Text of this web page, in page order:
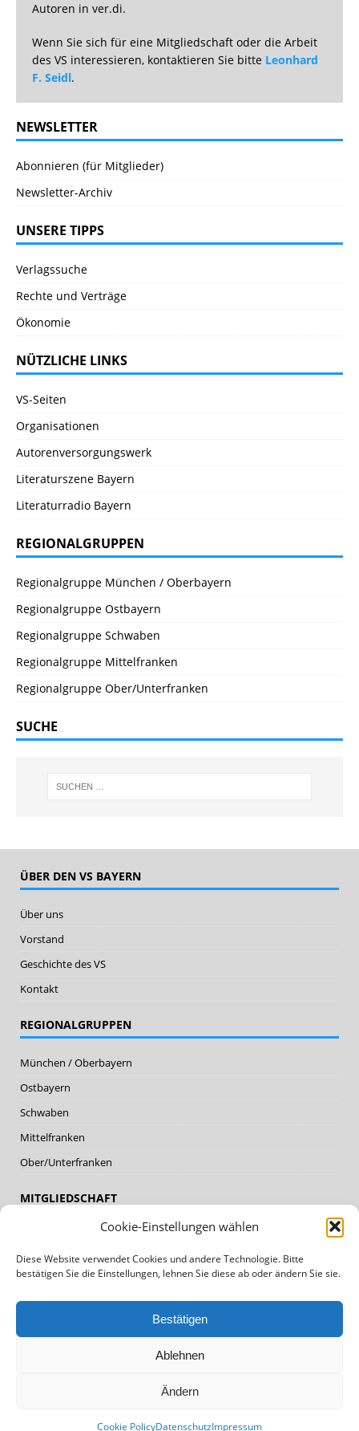
Cookie-Einstellungen wählen
Diese Website verwendet Cookies und andere Technologie. Bitte
bestätigen Sie die Einstellungen, lehnen Sie diese ab oder ändern Sie sie.
Bestätigen
Ablehnen
Ändern
Cookie PolicyDatenschutzImpressum
Autoren in ver.di.
Wenn Sie sich für eine Mitgliedschaft oder die Arbeit
des VS interessieren, kontaktieren Sie bitte Leonhard
F. Seidl.
NEWSLETTER
Abonnieren (für Mitglieder)
Newsletter-Archiv
UNSERE TIPPS
Verlagssuche
Rechte und Verträge
Ökonomie
NÜTZLICHE LINKS
VS-Seiten
Organisationen
Autorenversorgungswerk
Literaturszene Bayern
Literaturradio Bayern
REGIONALGRUPPEN
Regionalgruppe München / Oberbayern
Regionalgruppe Ostbayern
Regionalgruppe Schwaben
Regionalgruppe Mittelfranken
Regionalgruppe Ober/Unterfranken
SUCHE
ÜBER DEN VS BAYERN
Über uns
Vorstand
Geschichte des VS
Kontakt
REGIONALGRUPPEN
München / Oberbayern
Ostbayern
Schwaben
Mittelfranken
Ober/Unterfranken
MITGLIEDSCHAFT
Mitglied werden
Datenschutz